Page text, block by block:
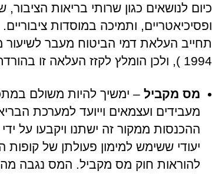
כיום לנושאים כגון שרותי בריאות הציבור,
ופסיכיאטריים, ותמיכה במוסדות
תחייב העלאת דמי הביטוח מעבר לשיעור
1994 ), ולכן הומלץ לקזז העלאה זו בהורדת שיעורי מס ההכנסה.
מס מקביל – ימשיך להיות משולם
מעבידים ועצמאים וייועד למערכת
ההכנסות ממקור זה ישתנו ויקבעו על
יעודי ששימש למימון פעולתן של
להוראות חוק מס מקביל. המס נגבה